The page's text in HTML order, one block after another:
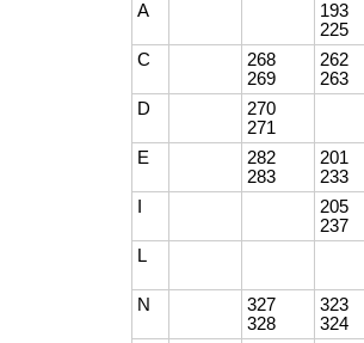
A
193
225
C
268
269
262
263
D
270
271
E
282
283
201
233
205
237
L
N
327
328
323
324